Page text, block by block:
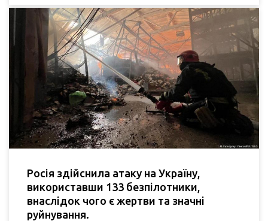
Росія здійснила атаку на Україну,
використавши 133 безпілотники,
внаслідок чого є жертви та значні
руйнування.